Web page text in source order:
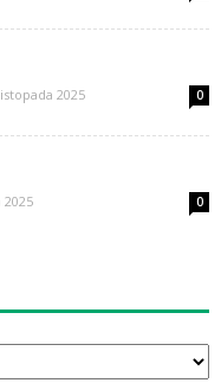
2025 0
2025 0